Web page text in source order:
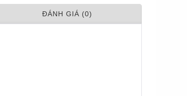
ÐÁNH GIÁ (0)